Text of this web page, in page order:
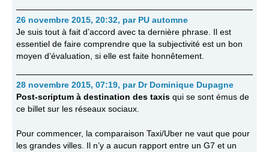
26 novembre 2015, 20:32, par PU automne
Je suis tout à fait d’accord avec ta dernière phrase. Il est
essentiel de faire comprendre que la subjectivité est un bon
moyen d’évaluation, si elle est faite honnêtement.
28 novembre 2015, 07:19, par Dr Dominique Dupagne
Post-scriptum à destination des taxisqui se sont émus de
ce billet sur les réseaux sociaux.
Pour commencer, la comparaison Taxi/Uber ne vaut que pour
les grandes villes. Il n’y a aucun rapport entre un G7 et un